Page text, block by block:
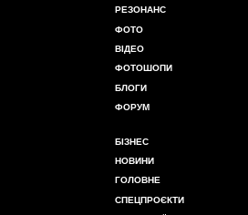
РЕЗОНАНС
ФОТО
ВІДЕО
ФОТОШОПИ
БЛОГИ
ФОРУМ
БІЗНЕС
НОВИНИ
ГОЛОВНЕ
СПЕЦПРОЄКТИ